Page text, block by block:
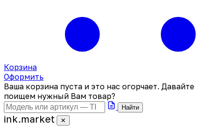
Корзина
Оформить
Ваша корзина пуста и это нас огорчает. Давайте
поищем нужный Вам товар?
Найти
ink.market ✕